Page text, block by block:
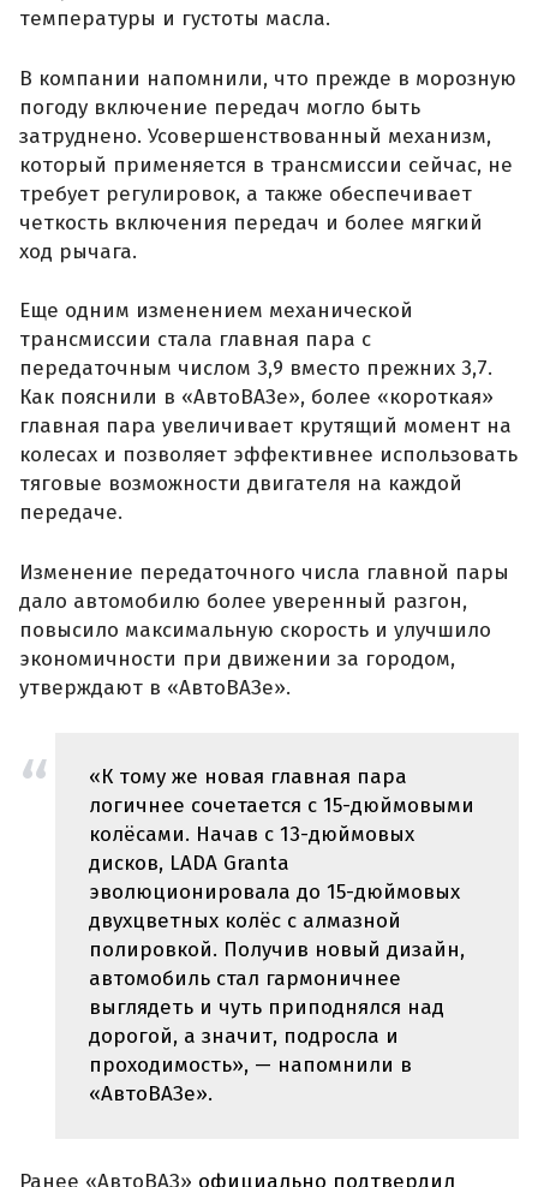
температуры и густоты масла.
В компании напомнили, что прежде в морозную
погоду включение передач могло быть
затруднено. Усовершенствованный механизм,
который применяется в трансмиссии сейчас, не
требует регулировок, а также обеспечивает
четкость включения передач и более мягкий
ход рычага.
Еще одним изменением механической
трансмиссии стала главная пара с
передаточным числом 3,9 вместо прежних 3,7.
Как пояснили в «АвтоВАЗе», более «короткая»
главная пара увеличивает крутящий момент на
колесах и позволяет эффективнее использовать
тяговые возможности двигателя на каждой
передаче.
Изменение передаточного числа главной пары
дало автомобилю более уверенный разгон,
повысило максимальную скорость и улучшило
экономичности при движении за городом,
утверждают в «АвтоВАЗе».
«К тому же новая главная пара
логичнее сочетается с 15-дюймовыми
колёсами. Начав с 13-дюймовых
дисков, LADA Granta
эволюционировала до 15-дюймовых
двухцветных колёс с алмазной
полировкой. Получив новый дизайн,
автомобиль стал гармоничнее
выглядеть и чуть приподнялся над
дорогой, а значит, подросла и
проходимость», — напомнили в
«АвтоВАЗе».
Ранее «АвтоВАЗ» официально подтвердил